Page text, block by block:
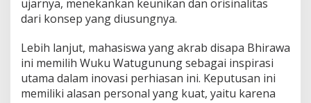
ujarnya, menekankan keunikan dan orisinalitas
dari konsep yang diusungnya.
Lebih lanjut, mahasiswa yang akrab disapa Bhirawa
ini memilih Wuku Watugunung sebagai inspirasi
utama dalam inovasi perhiasan ini. Keputusan ini
memiliki alasan personal yang kuat, yaitu karena